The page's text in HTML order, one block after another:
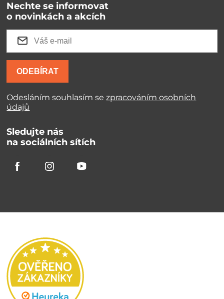
Nechte se informovat
o novinkách a akcích
ODEBÍRAT
Odesláním souhlasím sezpracováním osobních
údajů
Sledujte nás
na sociálních sítích